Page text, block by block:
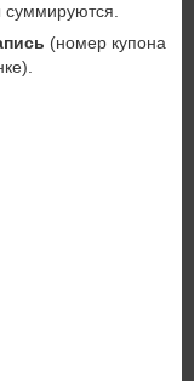
суммируются.
(номер купона